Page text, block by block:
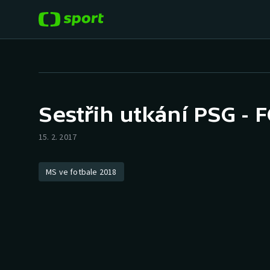
Hokej
Atletika
Baseball a softbal
Sestřih utkání PSG -
15. 2. 2017
MS ve fotbale 2018